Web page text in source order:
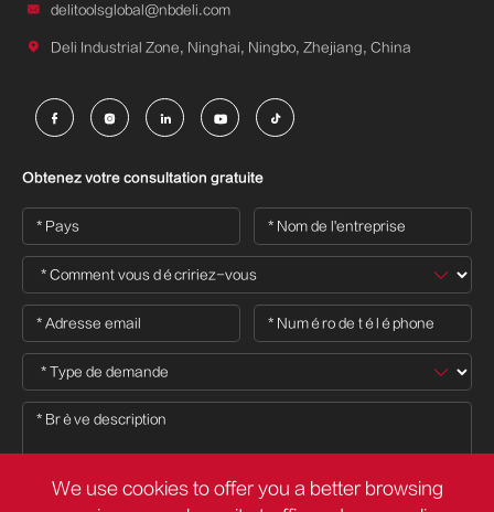
 delitoolsglobal@nbdeli.com
 Deli Industrial Zone, Ninghai, Ningbo, Zhejiang, China
    
Obtenez votre consultation gratuite
We use cookies to offer you a better browsing